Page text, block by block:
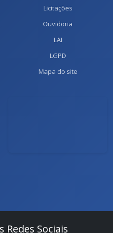
Licitações
Ouvidoria
LAI
LGPD
Mapa do site
Sociais